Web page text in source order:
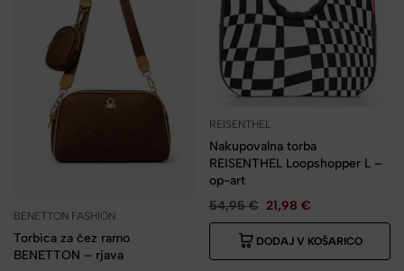
BENETTON FASHION
Torbica za čez ramo
BENETTON – rjava
REISENTHEL
Nakupovalna torba
REISENTHEL Loopshopper L –
op-art
54,95€ 21,98 €
DODAJ V KOŠARICO